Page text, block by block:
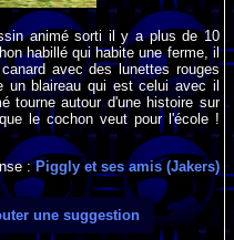
animé sorti il y a plus de 10
habillé qui habite une ferme, il
avec des lunettes rouges
blaireau qui est celui avec il
tourne autour d'une histoire sur
le cochon veut pour l'école !
:Piggly et ses amis (Jakers)
une suggestion